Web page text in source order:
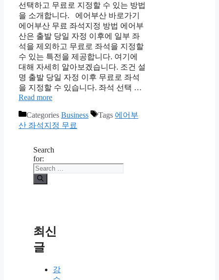
선택하고 무료로 지정할 수 있는 방법
을 소개합니다. 에어부산 바로가기
에어부산 무료 좌석지정 방법 에어부
산은 출발 당일 자정 이후에 일부 좌
석을 제외하고 무료로 좌석을 지정할
수 있는 특전을 제공합니다. 여기에
대해 자세히 알아보겠습니다. 조건 설
명 출발 당일 자정 이후 무료로 좌석
을 지정할 수 있습니다. 좌석 선택 …
Read more
Categories Business Tags 에어부
산 좌석지정 무료
Search
for:
최신
글
강